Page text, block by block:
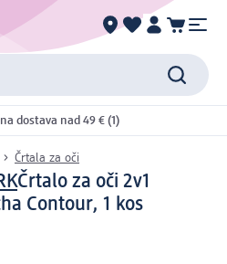
dostava nad 49 € (1)
Črtala za oči
Črtalo za oči 2v1
Contour, 1 kos